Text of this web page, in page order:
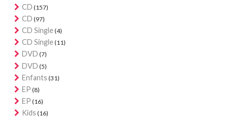
CD (157)
CD (97)
CD Single(4)
CD Single(11)
DVD (7)
DVD (5)
Enfants (31)
EP (8)
EP (16)
Kids (16)